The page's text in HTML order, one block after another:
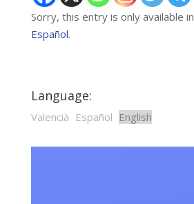
Sorry, this entry is only available in
Español.
Language:
Valencià Español English